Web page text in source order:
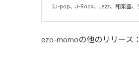
（J-pop、J-Rock、Jazz、和楽器、
ezo-momoの他のリリース：